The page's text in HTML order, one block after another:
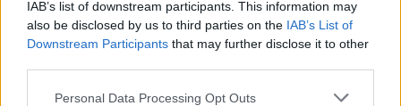
IAB’s list of downstream participants. This information may
also be disclosed by us to third parties on the IAB’s List of
Downstream Participants that may further disclose it to other
Personal Data Processing Opt Outs
Ateinančią parą – audringi orai.
Ketvirtadienio naktį vietomis trumpas
lietus, perkūnija, praneša Meteo LT.